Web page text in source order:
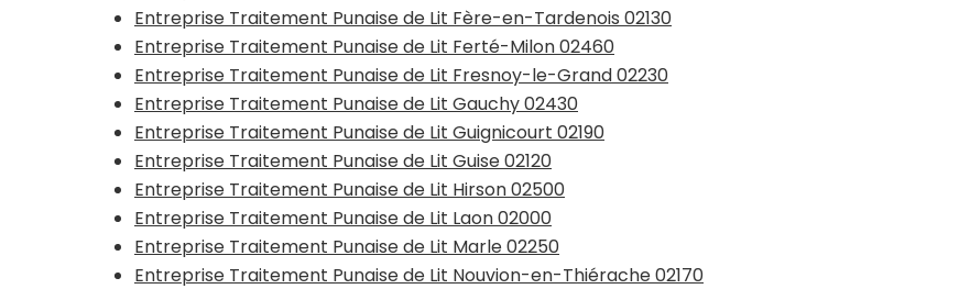
Entreprise Traitement Punaise de Lit Fère-en-Tardenois 02130
Entreprise Traitement Punaise de Lit Ferté-Milon 02460
Entreprise Traitement Punaise de Lit Fresnoy-le-Grand 02230
Entreprise Traitement Punaise de Lit Gauchy 02430
Entreprise Traitement Punaise de Lit Guignicourt 02190
Entreprise Traitement Punaise de Lit Guise 02120
Entreprise Traitement Punaise de Lit Hirson 02500
Entreprise Traitement Punaise de Lit Laon 02000
Entreprise Traitement Punaise de Lit Marle 02250
Entreprise Traitement Punaise de Lit Nouvion-en-Thiérache 02170